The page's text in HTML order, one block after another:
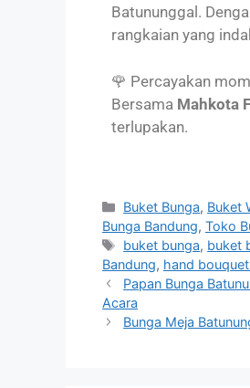
Batununggal.
rangkaian yang
🌹 Percayakan
Bersama Mahkota
terlupakan.
Buket Bunga, Buket
Bunga Bandung, Toko
buket bunga, buket
Bandung, hand
Papan Bunga
Acara
Bunga Meja